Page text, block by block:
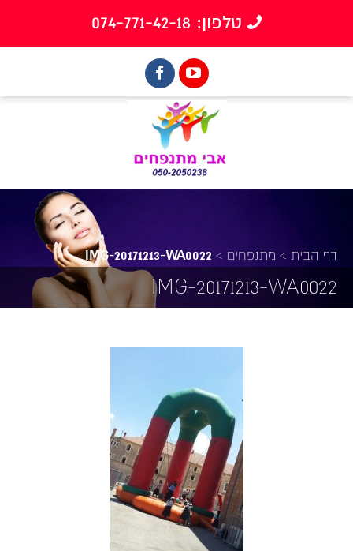
טלפון: 074-771-42-18
דף הבית > מתנפחים >
IMG-20171213-WA0022
IMG-20171213-WA0022